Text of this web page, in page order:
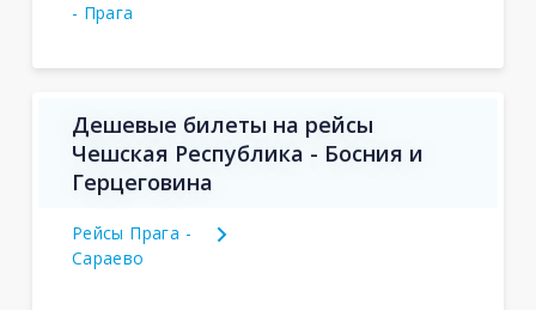
- Прага
Дешевые билеты на рейсы
Чешская Республика - Босния и
Герцеговина
Рейсы Прага -
Сараево